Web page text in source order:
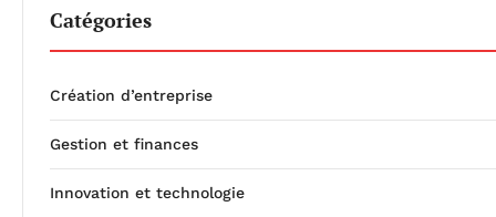
Catégories
Création d’entreprise
Gestion et finances
Innovation et technologie